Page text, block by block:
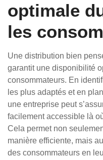
optimale
les
Une distribution bien
garantit une disponibilité
consommateurs. En
les plus adaptés et en
une entreprise peut
facilement accessible là
Cela permet non
manière efficiente, mais
des consommateurs en